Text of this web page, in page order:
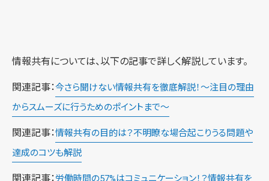
情報共有については、以下の記事で詳しく解説しています。
関連記事：今さら聞けない情報共有を徹底解説！～注目の理由
からスムーズに行うためのポイントまで～
関連記事：情報共有の目的は？不明瞭な場合起こりうる問題や
達成のコツも解説
関連記事： 労働時間の57%はコミュニケーション！？情報共有を